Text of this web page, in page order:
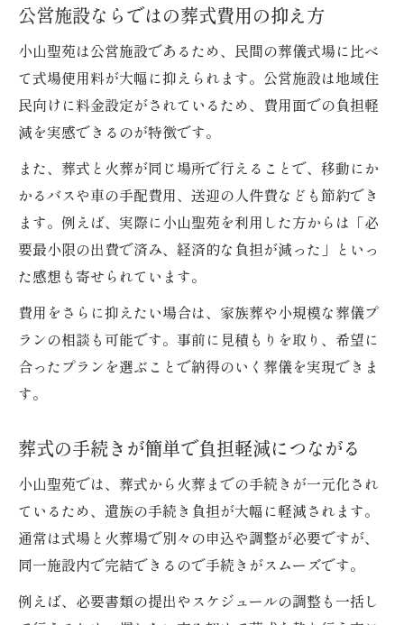
公営施設ならではの葬式費用の抑え方
小山聖苑は公営施設であるため、民間の葬儀式場に比べ
て式場使用料が大幅に抑えられます。公営施設は地域住
民向けに料金設定がされているため、費用面での負担軽
減を実感できるのが特徴です。
また、葬式と火葬が同じ場所で行えることで、移動にか
かるバスや車の手配費用、送迎の人件費なども節約でき
ます。例えば、実際に小山聖苑を利用した方からは「必
要最小限の出費で済み、経済的な負担が減った」といっ
た感想も寄せられています。
費用をさらに抑えたい場合は、家族葬や小規模な葬儀プ
ランの相談も可能です。事前に見積もりを取り、希望に
合ったプランを選ぶことで納得のいく葬儀を実現できま
す。
葬式の手続きが簡単で負担軽減につながる
小山聖苑では、葬式から火葬までの手続きが一元化され
ているため、遺族の手続き負担が大幅に軽減されます。
通常は式場と火葬場で別々の申込や調整が必要ですが、
同一施設内で完結できるので手続きがスムーズです。
例えば、必要書類の提出やスケジュールの調整も一括し